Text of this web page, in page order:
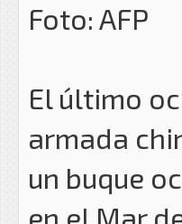
Foto: AFP
El último
armada
un buque
en el Mar